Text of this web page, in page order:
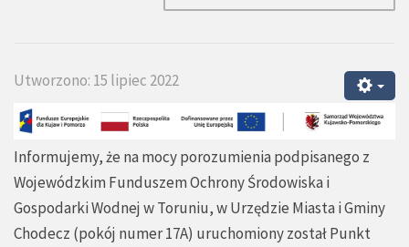
Utworzono: 15 lipiec 2022
Informujemy, że na mocy porozumienia podpisanego z
Wojewódzkim Funduszem Ochrony Środowiska i
Gospodarki Wodnej w Toruniu, w Urzędzie Miasta i Gminy
Chodecz (pokój numer 17A) uruchomiony został Punkt